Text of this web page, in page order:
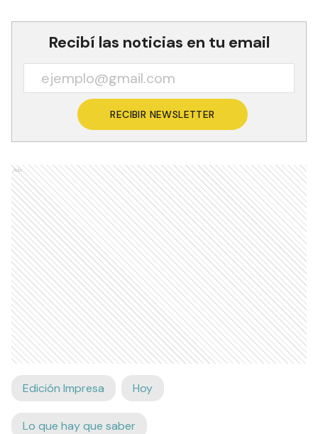
Recibí las noticias en tu email
RECIBIR NEWSLETTER
Ads
Edición Impresa Hoy
Lo que hay que saber